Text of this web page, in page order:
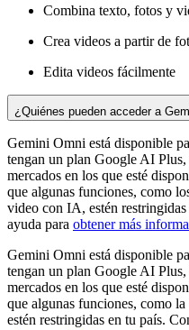
Combina texto, fotos y
Crea videos a partir de
Edita videos fácilmente
¿Quiénes pueden acceder a
Gemini Omni está disponible
tengan un plan Google AI
mercados en los que esté
que algunas funciones, como
video con IA, estén
ayuda para obtener más
Gemini Omni está disponible
tengan un plan Google AI
mercados en los que esté
que algunas funciones, como
estén restringidas en tu país.